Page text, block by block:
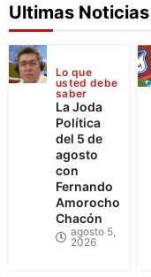
Ultimas Noticias
Lo que
usted debe
saber
La Joda
Política
del 5 de
agosto
con
Fernando
Amorocho
Chacón
agosto 5,
2026